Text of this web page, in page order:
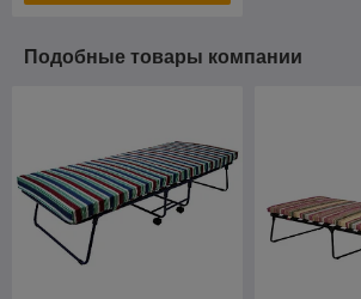
Подобные товары компании